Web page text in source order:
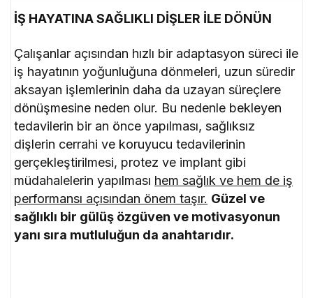
İŞ HAYATINA SAĞLIKLI DİŞLER İLE DÖNÜN
Çalışanlar açısından hızlı bir adaptasyon süreci ile
iş hayatının yoğunluğuna dönmeleri, uzun süredir
aksayan işlemlerinin daha da uzayan süreçlere
dönüşmesine neden olur. Bu nedenle bekleyen
tedavilerin bir an önce yapılması, sağlıksız
dişlerin cerrahi ve koruyucu tedavilerinin
gerçekleştirilmesi, protez ve implant gibi
müdahalelerin yapılması hem sağlık ve hem de iş
performansı açısından önem taşır. Güzel ve
sağlıklı bir gülüş özgüven ve motivasyonun
yanı sıra mutluluğun da anahtarıdır.